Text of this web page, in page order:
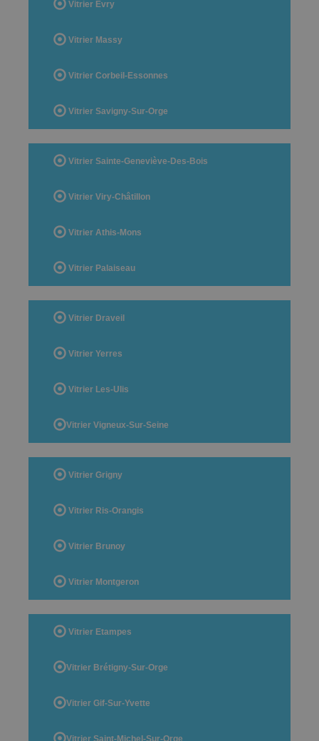
Vitrier Evry
Vitrier Massy
Vitrier Corbeil-Essonnes
Vitrier Savigny-Sur-Orge
Vitrier Sainte-Geneviève-Des-Bois
Vitrier Viry-Châtillon
Vitrier Athis-Mons
Vitrier Palaiseau
Vitrier Draveil
Vitrier Yerres
Vitrier Les-Ulis
Vitrier Vigneux-Sur-Seine
Vitrier Grigny
Vitrier Ris-Orangis
Vitrier Brunoy
Vitrier Montgeron
Vitrier Etampes
Vitrier Brétigny-Sur-Orge
Vitrier Gif-Sur-Yvette
Vitrier Saint-Michel-Sur-Orge